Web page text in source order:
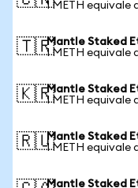
1 METH equivale
🇹🇷Mantle Staked
1 METH equivale
🇰🇷Mantle Staked
1 METH
🇷🇺Mantle Staked
1 METH equivale
Mantle Staked